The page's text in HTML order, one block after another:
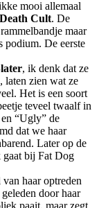
mooi allemaal
Cult. De
maar
podium. De eerste
, ik denk dat ze
laten zien wat ze
Het is een soort
teveel twaalf in
“Ugly” de
dat we haar
Later op de
gaat bij Fat Dog
haar optreden
door haar
paait, maar zegt